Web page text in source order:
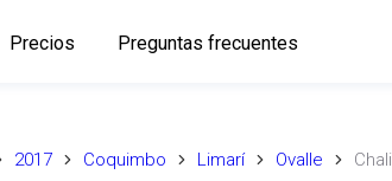
Precios Preguntas frecuentes
2017 Coquimbo Limarí Ovalle